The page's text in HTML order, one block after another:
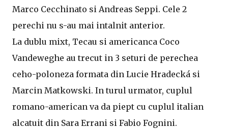
Marco Cecchinato si Andreas Seppi. Cele 2
perechi nu s-au mai intalnit anterior.
La dublu mixt, Tecau si americanca Coco
Vandeweghe au trecut in 3 seturi de perechea
ceho-poloneza formata din Lucie Hradecká si
Marcin Matkowski. In turul urmator, cuplul
romano-american va da piept cu cuplul italian
alcatuit din Sara Errani si Fabio Fognini.